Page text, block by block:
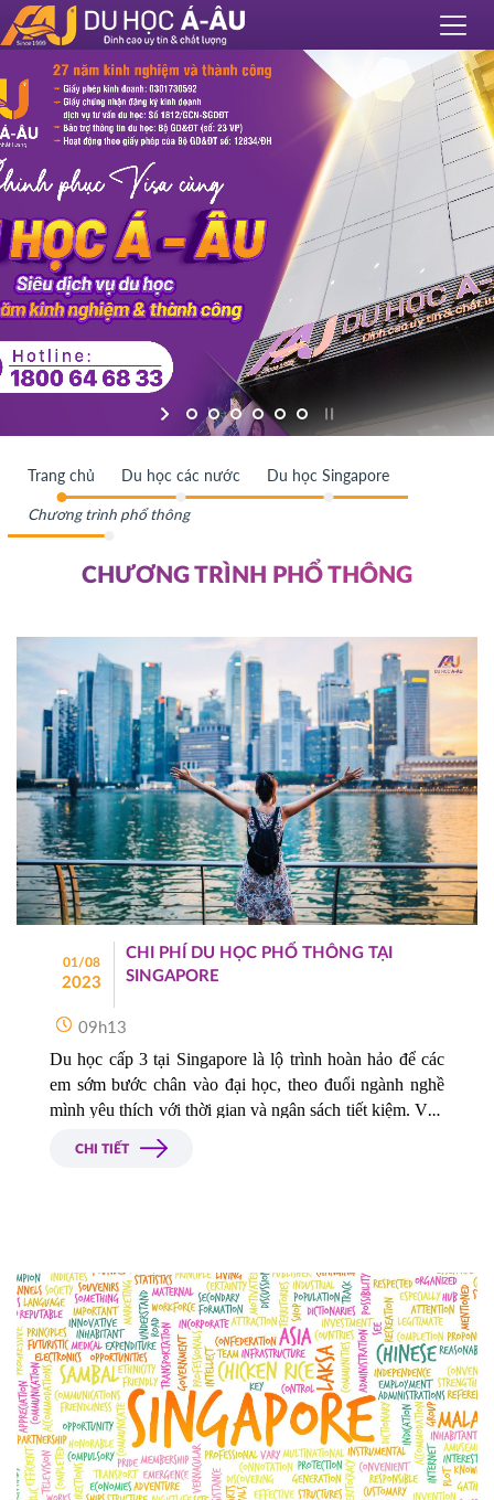
Trang chủ Du học các nước Du học Singapore
Chương trình phổ thông
CHƯƠNG TRÌNH PHỔ THÔNG
01/08
2023
CHI PHÍ DU HỌC PHỔ THÔNG TẠI
SINGAPORE
09h13
Du học cấp 3 tại Singapore là lộ trình hoàn hảo để các
em sớm bước chân vào đại học, theo đuổi ngành nghề
mình yêu thích với thời gian và ngân sách tiết kiệm. Vậy
chi phí du học phổ thông tại Singapore là bao nhiêu?
Nên lựa chọn trường nào để tiết kiệm chi phí du học phổ
CHI TIẾT